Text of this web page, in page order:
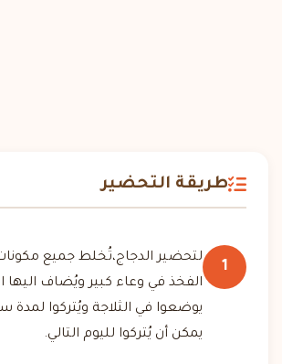
طريقة التحضير
1
لتحضير الدجاج،تُخلط جميع
الفخذ في وعاء كبير ويُضاف اليها
يوضعوا في الثلاجة ويُتركوا لمدة
يمكن أن يُتركوا لليوم التالي.